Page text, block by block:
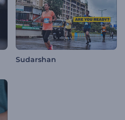
Sudarshan